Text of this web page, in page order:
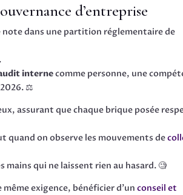
d’entreprise
note dans une partition réglementaire de
.
internecomme personne, une
⚖️
assurant que chaque brique posée
quand on observe les mouvements de
mains qui ne laissent rien au hasard. 🧐
exigence, bénéficier d’unconseil et